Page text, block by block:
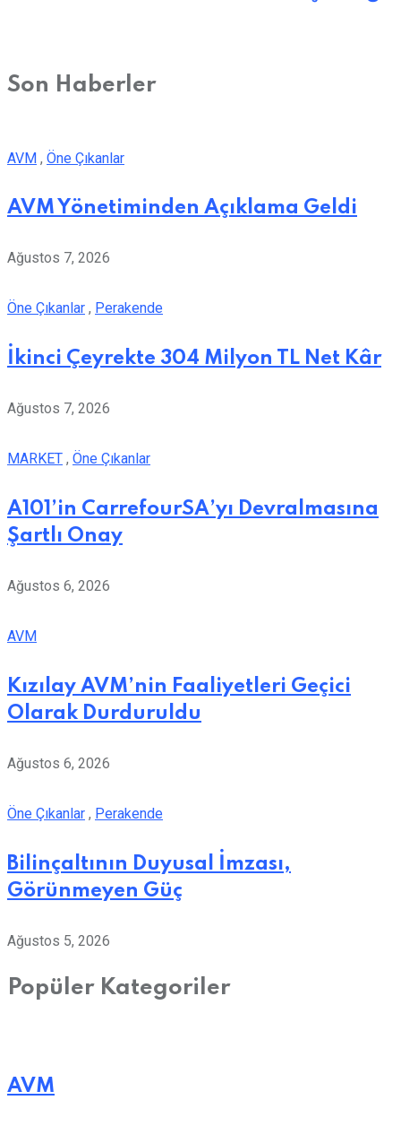
Son Haberler
AVM , Öne Çıkanlar
AVM Yönetiminden Açıklama Geldi
Ağustos 7, 2026
Öne Çıkanlar , Perakende
İkinci Çeyrekte 304 Milyon TL Net Kâr
Ağustos 7, 2026
MARKET , Öne Çıkanlar
A101’in CarrefourSA’yı Devralmasına
Şartlı Onay
Ağustos 6, 2026
AVM
Kızılay AVM’nin Faaliyetleri Geçici
Olarak Durduruldu
Ağustos 6, 2026
Öne Çıkanlar , Perakende
Bilinçaltının Duyusal İmzası,
Görünmeyen Güç
Ağustos 5, 2026
Popüler Kategoriler
AVM